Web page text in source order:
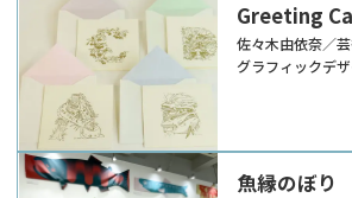
Greeting
佐々木由依奈／
グラフィックデ
魚縁のぼり